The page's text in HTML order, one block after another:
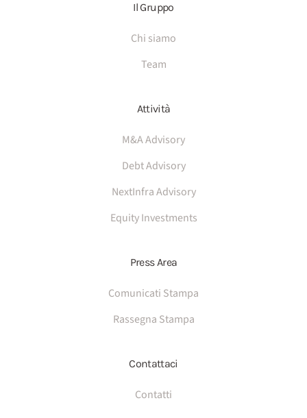
Il Gruppo
Chi siamo
Team
Attività
M&A Advisory
Debt Advisory
NextInfra Advisory
Equity Investments
Press Area
Comunicati Stampa
Rassegna Stampa
Contattaci
Contatti